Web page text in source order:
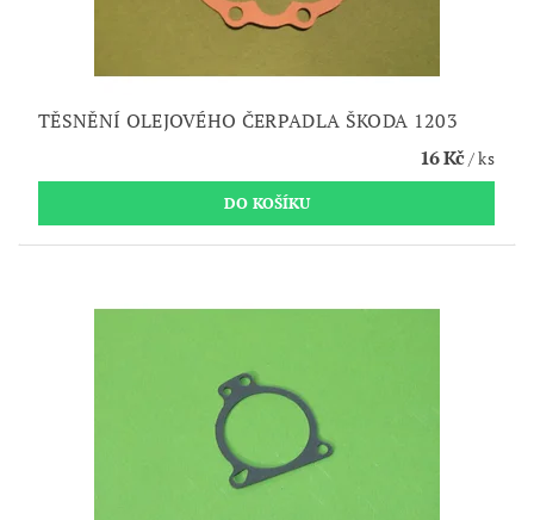
TĚSNĚNÍ OLEJOVÉHO ČERPADLA ŠKODA 1203
16 Kč/ ks